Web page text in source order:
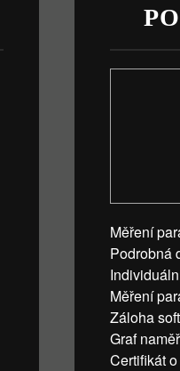
Měření
Podrobná
Měření
Záloha
Graf
Certifikát